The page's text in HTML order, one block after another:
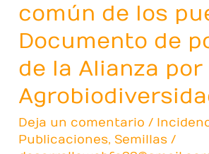
común de los
Documento de
de la Alianza por
Deja un comentario /
Publicaciones, Semillas /
posición
de
la
Alianza
por
la
Agrobiodiversidad